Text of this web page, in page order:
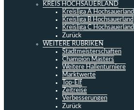
KREIS HOCHSAUERLAND
Kreisliga A Hochsauerland
Kreisliga B Hochsauerland
Kreisliga C Hochsauerland
Zurück
WEITERE RUBRIKEN
Stadtmeisterschaften
Champion Masters
Weitere Hallenturniere
Marktwerte
Top-Elf
Zeitreise
Verbesserungen
Zurück